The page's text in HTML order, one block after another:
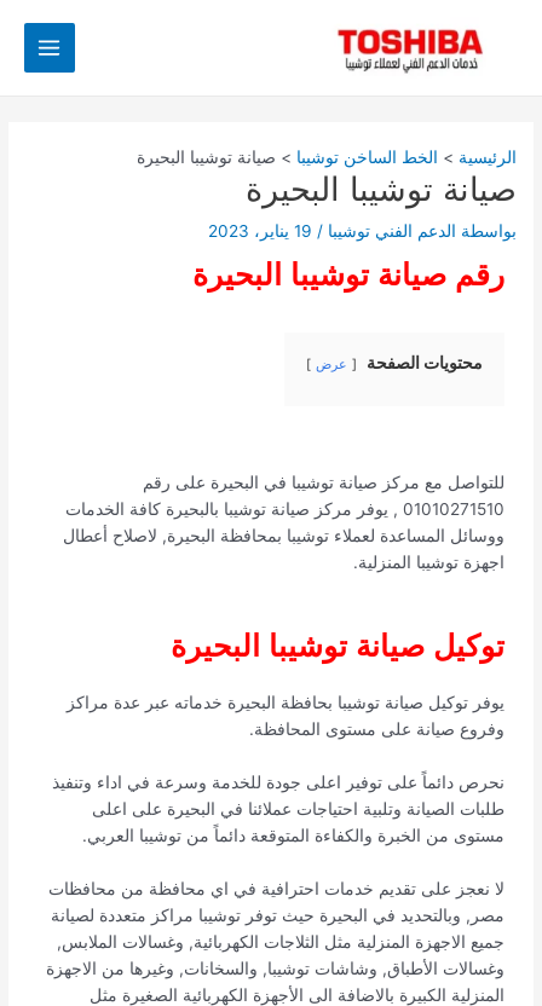
Main
الرئيسية الخط الساخن توشيبا صيانة توشيبا البحيرة
صيانة توشيبا البحيرة
بواسطة الدعم الفني توشيبا/ 19 يناير، 2023
رقم صيانة توشيبا البحيرة
محتويات الصفحة عرض
للتواصل مع مركز صيانة توشيبا في البحيرة على رقم
01010271510 , يوفر مركز صيانة توشيبا بالبحيرة كافة الخدمات
ووسائل المساعدة لعملاء توشيبا بمحافظة البحيرة, لاصلاح أعطال
اجهزة توشيبا المنزلية.
توكيل صيانة توشيبا البحيرة
يوفر توكيل صيانة توشيبا بحافظة البحيرة خدماته عبر عدة مراكز
وفروع صيانة على مستوى المحافظة.
نحرص دائماً على توفير اعلى جودة للخدمة وسرعة في اداء وتنفيذ
طلبات الصيانة وتلبية احتياجات عملائنا في البحيرة على اعلى
مستوى من الخبرة والكفاءة المتوقعة دائماً من توشيبا العربي.
لا نعجز على تقديم خدمات احترافية في اي محافظة من محافظات
مصر, وبالتحديد في البحيرة حيث توفر توشيبا مراكز متعددة لصيانة
جميع الاجهزة المنزلية مثل الثلاجات الكهربائية, وغسالات الملابس,
وغسالات الأطباق, وشاشات توشيبا, والسخانات, وغيرها من الاجهزة
المنزلية الكبيرة بالاضافة الى الأجهزة الكهربائية الصغيرة مثل
navigation